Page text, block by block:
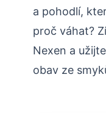
a pohodlí,
proč váhat?
Nexen a
obav ze